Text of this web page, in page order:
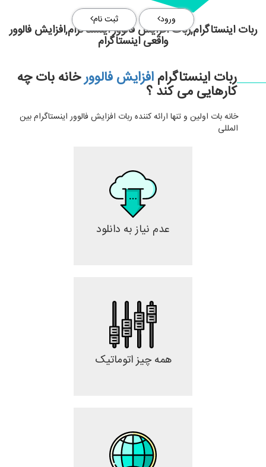
ورود ثبت نام
ربات اینستاگرام,ربات افزایش فالوور اینستاگرام,افزایش فالوور
واقعی اینستاگرام
ربات اینستاگرامافزایش فالوورخانه بات چه
کارهایی می کند ؟
خانه بات اولین و تنها ارائه کننده ربات افزایش فالوور اینستاگرام بین
المللی
عدم نیاز به دانلود
همه چیز اتوماتیک